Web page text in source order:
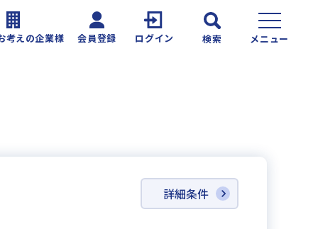
考えの企業様 会員登録 ログイン 検索 メニュー
詳細条件